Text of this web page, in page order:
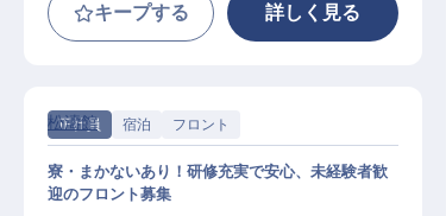
キープする 詳しく見る
正社員 宿泊 フロント
松濤館
寮・まかないあり！研修充実で安心、未経験者歓
迎のフロント募集